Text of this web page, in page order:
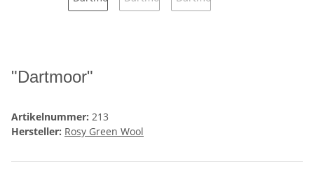
"Dartmoor"
Artikelnummer: 213
Hersteller: Rosy Green Wool